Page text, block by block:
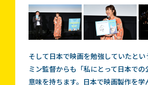
そして日本で映画を勉強していたとい
ミン監督からも「私にとって日本での
意味を持ちます。日本で映画製作を学